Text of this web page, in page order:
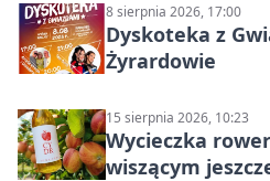
8 sierpnia 2026, 17:00
Dyskoteka z
Żyrardowie
15 sierpnia 2026, 10:23
Wycieczka
wiszącym